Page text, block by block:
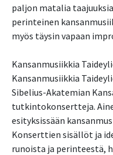
paljon matalia
perinteinen
myös täysin vapaan
Kansanmusiikkia
Kansanmusiikkia
Sibelius-Akatemian
tutkintokonsertteja.
esityksissään
Konserttien sisällöt ja
runoista ja perinteestä,